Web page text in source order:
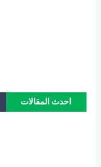
احدث المقالات